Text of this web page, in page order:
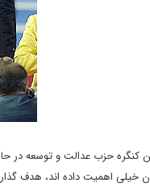
کنگره حزب عدالت و توسعه در
خیلی اهمیت داده اند، هدف گذاری